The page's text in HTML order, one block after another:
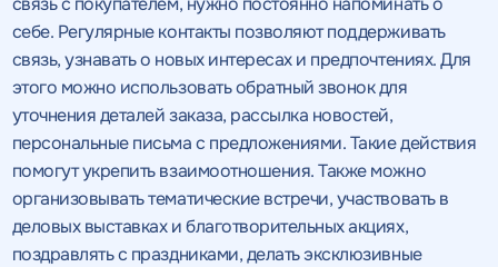
себе. Регулярные контакты позволяют поддерживать
связь, узнавать о новых интересах и предпочтениях. Для
этого можно использовать обратный звонок для
уточнения деталей заказа, рассылка новостей,
персональные письма с предложениями. Такие действия
помогут укрепить взаимоотношения. Также можно
организовывать тематические встречи, участвовать в
деловых выставках и благотворительных акциях,
поздравлять с праздниками, делать эксклюзивные